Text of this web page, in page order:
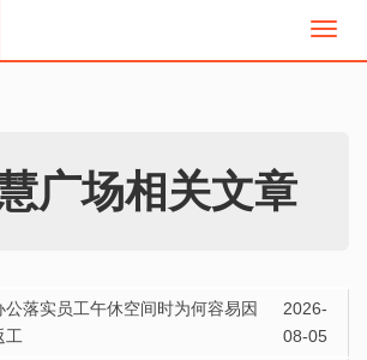
切
广场相关文章
落实员工午休空间时为何容易因
工
2026-
08-05